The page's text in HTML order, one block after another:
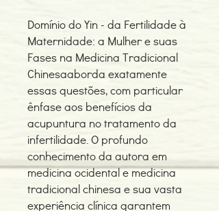
Domínio do Yin - da Fertilidade à
Maternidade: a Mulher e suas
Fases na Medicina Tradicional
Chinesaaborda exatamente
essas questões, com particular
ênfase aos benefícios da
acupuntura no tratamento da
infertilidade. O profundo
conhecimento da autora em
medicina ocidental e medicina
tradicional chinesa e sua vasta
experiência clínica garantem